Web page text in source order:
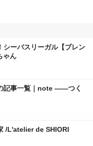
シーバスリーガル【ブレン
ゃん
記事一覧｜note ――つく
/L'atelier de SHIORI